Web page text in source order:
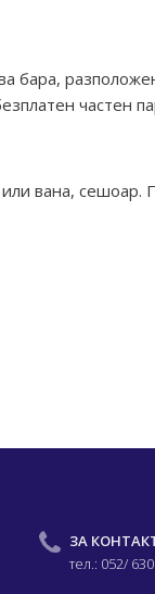
бара,
частен
вана, сешоар.
ЗА
тел.: 052/